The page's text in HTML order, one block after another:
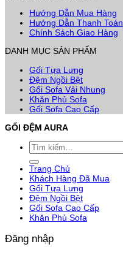
Hướng Dẫn Mua Hàng
Hướng Dẫn Thanh Toán
Chính Sách Giao Hàng
DANH MỤC SẢN PHẨM
Gối Tựa Lưng
Đệm Ngồi Bệt
Gối Sofa Vải Nhung
Khăn Phủ Sofa
Gối Sofa Cao Cấp
GỐI ĐỆM AURA
Tìm
kiếm:
Trang Chủ
Khách Hàng Đã Mua
Gối Tựa Lưng
Đệm Ngồi Bệt
Gối Sofa Cao Cấp
Khăn Phủ Sofa
Đăng nhập